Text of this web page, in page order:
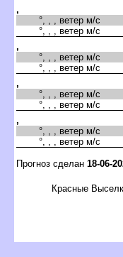
,
°, , , ветер м/с
°, , , ветер м/с
,
°, , , ветер м/с
°, , , ветер м/с
,
°, , , ветер м/с
°, , , ветер м/с
,
°, , , ветер м/с
°, , , ветер м/с
Прогноз сделан 18-06-
Красные